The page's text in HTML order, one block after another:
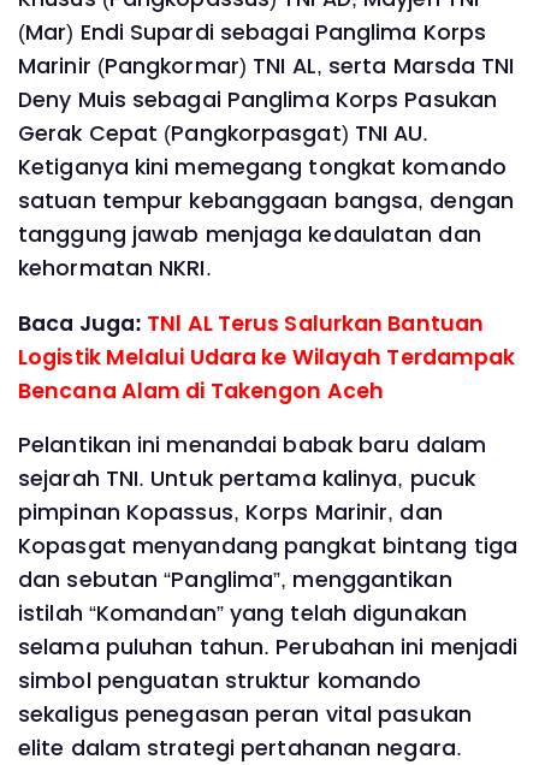
(Mar) Endi Supardi sebagai Panglima Korps
Marinir (Pangkormar) TNI AL, serta Marsda TNI
Deny Muis sebagai Panglima Korps Pasukan
Gerak Cepat (Pangkorpasgat) TNI AU.
Ketiganya kini memegang tongkat komando
satuan tempur kebanggaan bangsa, dengan
tanggung jawab menjaga kedaulatan dan
kehormatan NKRI.
Baca Juga: TNl AL Terus Salurkan Bantuan
Logistik Melalui Udara ke Wilayah Terdampak
Bencana Alam di Takengon Aceh
Pelantikan ini menandai babak baru dalam
sejarah TNI. Untuk pertama kalinya, pucuk
pimpinan Kopassus, Korps Marinir, dan
Kopasgat menyandang pangkat bintang tiga
dan sebutan “Panglima”, menggantikan
istilah “Komandan” yang telah digunakan
selama puluhan tahun. Perubahan ini menjadi
simbol penguatan struktur komando
sekaligus penegasan peran vital pasukan
elite dalam strategi pertahanan negara.